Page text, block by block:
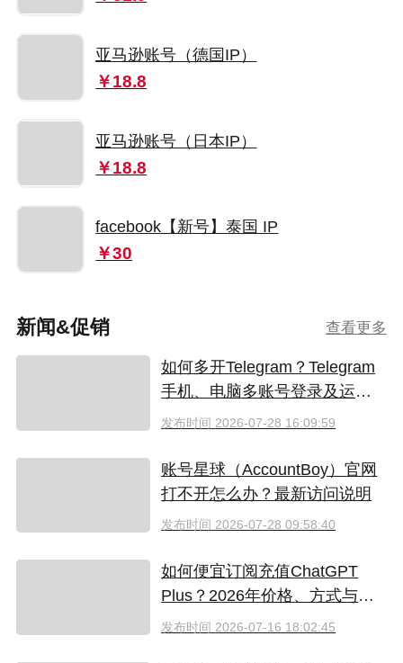
亚马逊账号（德国IP）
￥18.8
亚马逊账号（日本IP）
￥18.8
facebook【新号】泰国 IP
￥30
新闻&促销 查看更多
如何多开Telegram？Telegram
手机、电脑多账号登录及运营
指南
发布时间 2026-07-28 16:09:59
账号星球（AccountBoy）官网
打不开怎么办？最新访问说明
发布时间 2026-07-28 09:58:40
如何便宜订阅充值ChatGPT
Plus？2026年价格、方式与避
坑指南
发布时间 2026-07-16 18:02:45